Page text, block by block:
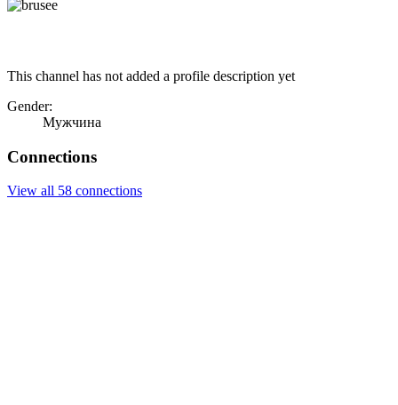
This channel has not added a profile description yet
Gender:
Мужчина
Connections
View all 58 connections